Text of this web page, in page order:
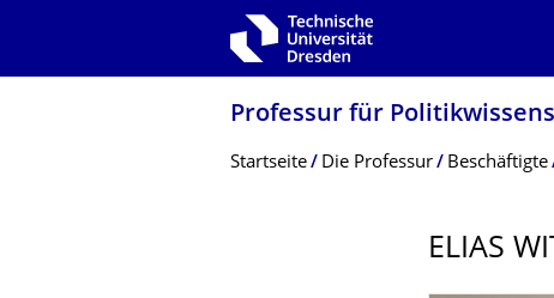
Zur Hauptnavigation springen
Professur für
Breadcrumb-Menü
Startseite Die Professur Beschäftigte
ELIAS